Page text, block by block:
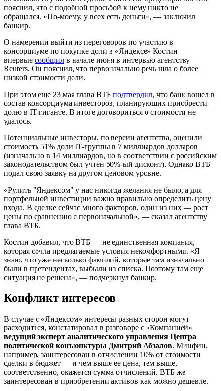
пояснил, что с подобной просьбой к нему никто не
обращался. «По-моему, у всех есть деньги», — заключил
банкир.
О намерении выйти из переговоров по участию в
консорциуме по покупке доли в «Яндексе» Костин
впервые сообщил в начале июня в интервью агентству
Reuters. Он пояснил, что первоначально речь шла о более
низкой стоимости доли.
При этом еще 23 мая глава ВТБ подтвердил, что банк вошел в
состав консорциума инвесторов, планирующих приобрести
долю в IT-гиганте. В итоге договориться о стоимости не
удалось.
Потенциальные инвесторы, по версии агентства, оценили
стоимость 51% доли IT-группы в 7 миллиардов долларов
(изначально в 14 миллиардов, но в соответствии с российским
законодательством был учтен 50%-ый дисконт). Однако ВТБ
подал свою заявку на другом ценовом уровне.
«Рулить "Яндексом" у нас никогда желания не было, а для
портфельной инвестиции важно правильно определить цену
входа. В сделке сейчас много факторов, один из них — рост
цены по сравнению с первоначальной», — сказал агентству
глава ВТБ.
Костин добавил, что ВТБ — не единственная компания,
которая сочла предлагаемые условия некомфортными. «Я
знаю, что уже несколько фамилий, которые там изначально
были в претендентах, выбыли из списка. Поэтому там еще
ситуация не решена», — подчеркнул банкир.
Конфликт интересов
В случае с «Яндексом» интересы разных сторон могут
расходиться, констатировал в разговоре с «Компанией»
ведущий эксперт аналитического управления Центра
политической конъюнктуры Дмитрий Абзалов. Минфин,
например, заинтересован в отчислении 10% от стоимости
сделки в бюджет — и чем выше ее цена, тем выше,
соответственно, окажется сумма отчислений. ВТБ же
заинтересован в приобретении активов как можно дешевле.